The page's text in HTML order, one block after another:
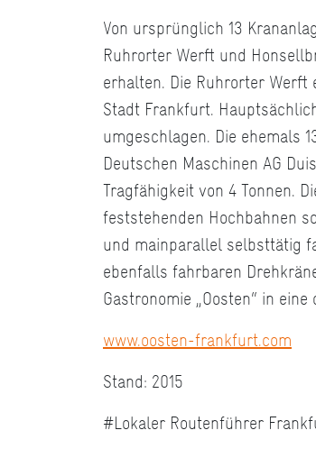
Von ursprünglich 13
Ruhrorter Werft und
erhalten. Die Ruhrorter
Stadt Frankfurt.
umgeschlagen. Die ehemals
Deutschen Maschinen AG
Tragfähigkeit von 4 Tonnen.
feststehenden Hochbahnen
und mainparallel selbsttätig
ebenfalls fahrbaren
Gastronomie „Oosten“ in
www.oosten-frankfurt.com
Stand: 2015
#Lokaler Routenführer